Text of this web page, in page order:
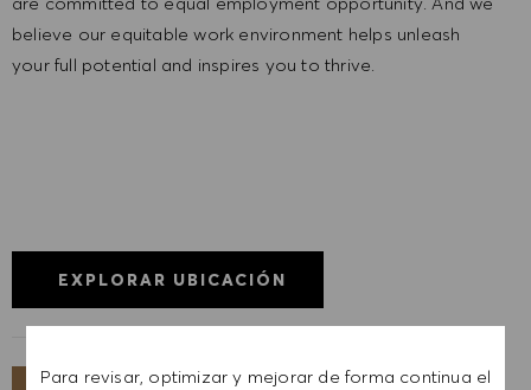
Para revisar, optimizar y mejorar de forma continua el
believe our equitable work environment helps unleash
your full potential and inspires you to thrive.
EXPLORAR UBICACIÓN